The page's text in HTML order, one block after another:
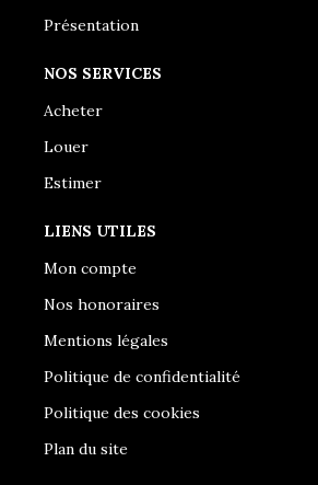
Présentation
NOS SERVICES
Acheter
Louer
Estimer
LIENS UTILES
Mon compte
Nos honoraires
Mentions légales
Politique de confidentialité
Politique des cookies
Plan du site